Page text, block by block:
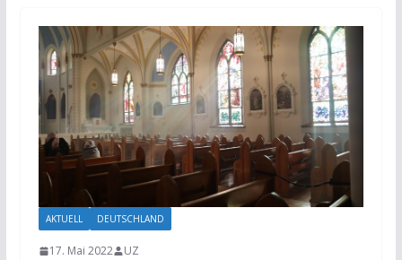
AKTUELL DEUTSCHLAND
17. Mai 2022 UZ